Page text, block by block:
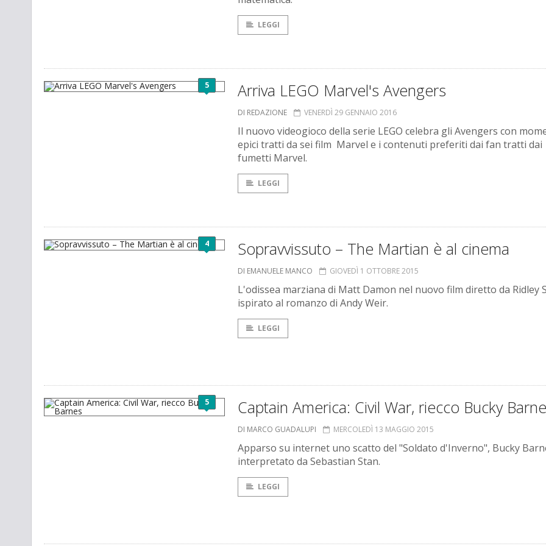
LEGGI
5 Arriva LEGO Marvel's Avengers
DI REDAZIONE VENERDÌ 29 GENNAIO 2016
Il nuovo videogioco della serie LEGO celebra gli Avengers con
epici tratti da sei film Marvel e i contenuti preferiti dai fan tratti dai
fumetti Marvel.
LEGGI
4 Sopravvissuto – The Martian è al cinema
DI EMANUELE MANCO GIOVEDÌ 1 OTTOBRE 2015
L'odissea marziana di Matt Damon nel nuovo film diretto da Ridley
ispirato al romanzo di Andy Weir.
LEGGI
5 Captain America: Civil War, riecco Bucky
DI MARCO GUADALUPI MERCOLEDÌ 13 MAGGIO 2015
Apparso su internet uno scatto del "Soldato d'Inverno", Bucky
interpretato da Sebastian Stan.
LEGGI